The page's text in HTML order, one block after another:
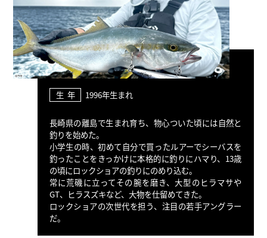
生 年 1996年生まれ
長崎県の離島で生まれ育ち、物心ついた頃には自然と
釣りを始めた。
小学生の時、初めて自分で買ったルアーでシーバスを
釣ったことをきっかけに本格的に釣りにハマり、13歳
の頃にロックショアの釣りにのめり込む。
常に荒磯に立ってその腕を磨き、大型のヒラマサや
GT、ヒラスズキなど、大物を仕留めてきた。
ロックショアの次世代を担う、注目の若手アングラー
だ。